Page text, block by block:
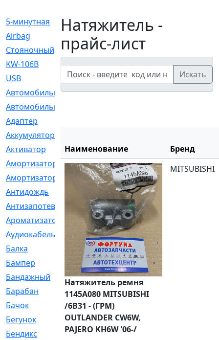
5-минутная
[1]
Airbag
[18]
Cтояночный
[1]
KW-106B
[0]
USB
[6]
Автомобильное
[6]
Автомобильный
Адаптер
Аккумулятор
Активатор
[1]
Амортизатор
[608]
Амортизаторы
[21]
Антидождь
[1]
Антизапотеватель
[1]
Ароматизатор
[35]
Аудиокабель
[2]
Балка
[58]
Бампер
[137]
Бандажный
[6]
Барабан
[5]
Бачок
[40]
Бегунок
[21]
Бендикс
[26]
Натяжитель -
прайс-лист
Искать
Наименование Бренд
Натяжитель ремня
1145A080 MITSUBISHI
/6B31 - (ГРМ)
OUTLANDER CW6W,
PAJERO KH6W '06-/
MITSUBISHI